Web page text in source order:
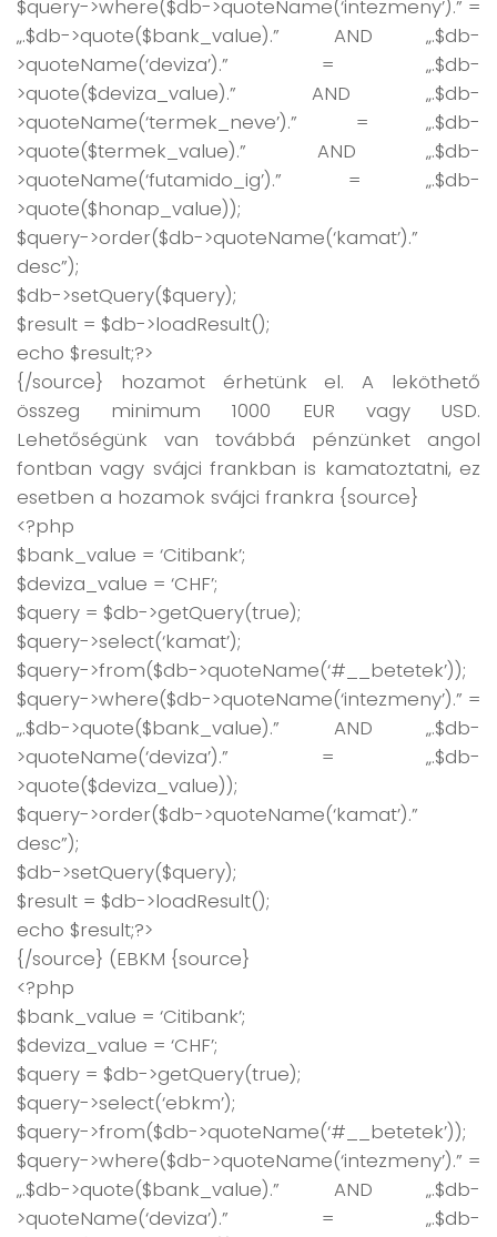
$query->where($db->quoteName(‘intezmeny’).” =
„.$db->quote($bank_value).” AND „.$db-
>quoteName(‘deviza’).” = „.$db-
>quote($deviza_value).” AND „.$db-
>quoteName(‘termek_neve’).” = „.$db-
>quote($termek_value).” AND „.$db-
>quoteName(‘futamido_ig’).” = „.$db-
>quote($honap_value));
$query->order($db->quoteName(‘kamat’).”
desc”);
$db->setQuery($query);
$result = $db->loadResult();
echo $result;?>
{/source} hozamot érhetünk el. A leköthető
összeg minimum 1000 EUR vagy USD.
Lehetőségünk van továbbá pénzünket angol
fontban vagy svájci frankban is kamatoztatni, ez
esetben a hozamok svájci frankra {source}
<?php
$bank_value = ‘Citibank’;
$deviza_value = ‘CHF’;
$query = $db->getQuery(true);
$query->select(‘kamat’);
$query->from($db->quoteName(‘#__betetek’));
$query->where($db->quoteName(‘intezmeny’).” =
„.$db->quote($bank_value).” AND „.$db-
>quoteName(‘deviza’).” = „.$db-
>quote($deviza_value));
$query->order($db->quoteName(‘kamat’).”
desc”);
$db->setQuery($query);
$result = $db->loadResult();
echo $result;?>
{/source} (EBKM {source}
<?php
$bank_value = ‘Citibank’;
$deviza_value = ‘CHF’;
$query = $db->getQuery(true);
$query->select(‘ebkm’);
$query->from($db->quoteName(‘#__betetek’));
$query->where($db->quoteName(‘intezmeny’).” =
„.$db->quote($bank_value).” AND „.$db-
>quoteName(‘deviza’).” = „.$db-